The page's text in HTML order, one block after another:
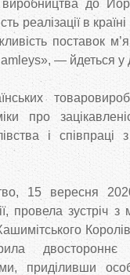
виробництва до
реалізації в
поставок
— йдеться у
про
і
15 вересня
зустріч з
двостороннє
приділивши